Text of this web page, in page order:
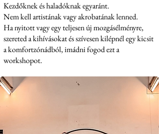
Kezdőknek és haladóknak egyaránt.
Nem kell artistának vagy akrobatának lenned.
Ha nyitott vagy egy teljesen új mozgásélményre,
szereted a kihívásokat és szívesen kilépnél egy kicsit
a komfortzónádból, imádni fogod ezt a
workshopot.